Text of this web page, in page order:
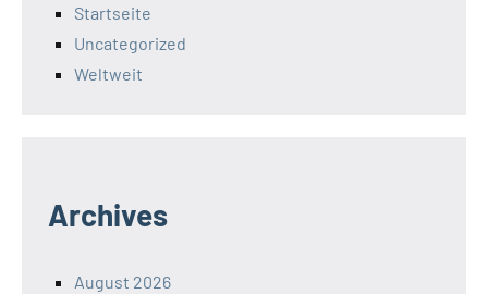
Startseite
Uncategorized
Weltweit
Archives
August 2026